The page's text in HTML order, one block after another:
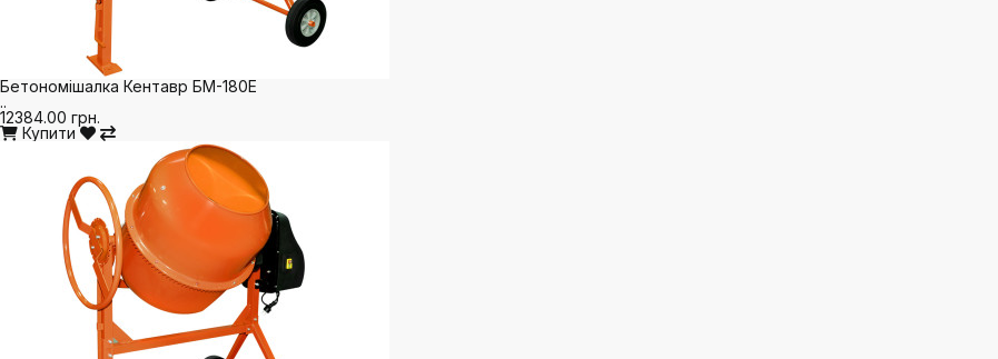
Бетономішалка Кентавр БМ-180Е
..
12384.00 грн.
Купити